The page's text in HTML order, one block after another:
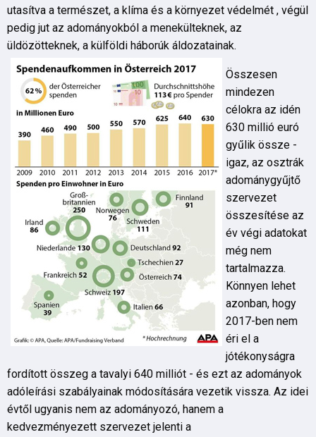
utasítva a természet, a klíma és a környezet védelmét , végül
pedig jut az adományokból a menekülteknek, az
üldözötteknek, a külföldi háborúk áldozatainak.
Összesen
mindezen
célokra az idén
630 millió euró
gyűlik össze -
igaz, az osztrák
adománygyűjtő
szervezet
összesítése az
év végi adatokat
még nem
tartalmazza.
Könnyen lehet
azonban, hogy
2017-ben nem
éri el a
jótékonyságra
fordított összeg a tavalyi 640 milliót - és ezt az adományok
adóleírási szabályainak módosítására vezetik vissza. Az idei
évtől ugyanis nem az adományozó, hanem a
kedvezményezett szervezet jelenti a